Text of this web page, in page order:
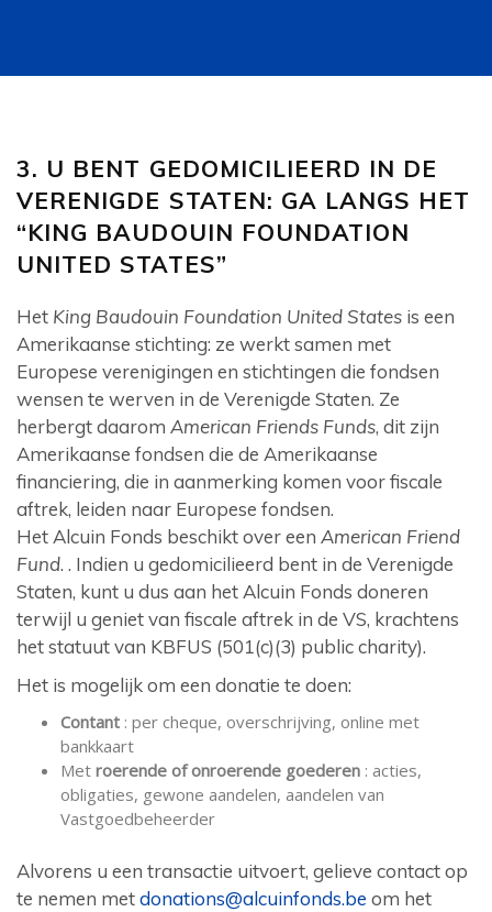
3. U BENT GEDOMICILIEERD IN DE
VERENIGDE STATEN: GA LANGS HET
“KING BAUDOUIN FOUNDATION
UNITED STATES”
Het King Baudouin Foundation United States is een
Amerikaanse stichting: ze werkt samen met
Europese verenigingen en stichtingen die fondsen
wensen te werven in de Verenigde Staten. Ze
herbergt daarom American Friends Funds, dit zijn
Amerikaanse fondsen die de Amerikaanse
financiering, die in aanmerking komen voor fiscale
aftrek, leiden naar Europese fondsen.
Het Alcuin Fonds beschikt over een American Friend
Fund. . Indien u gedomicilieerd bent in de Verenigde
Staten, kunt u dus aan het Alcuin Fonds doneren
terwijl u geniet van fiscale aftrek in de VS, krachtens
het statuut van KBFUS (501(c)(3) public charity).
Het is mogelijk om een donatie te doen:
Contant : per cheque, overschrijving, online met
bankkaart
Met roerende of onroerende goederen : acties,
obligaties, gewone aandelen, aandelen van
Vastgoedbeheerder
Alvorens u een transactie uitvoert, gelieve contact op
te nemen metdonations@alcuinfonds.be om het